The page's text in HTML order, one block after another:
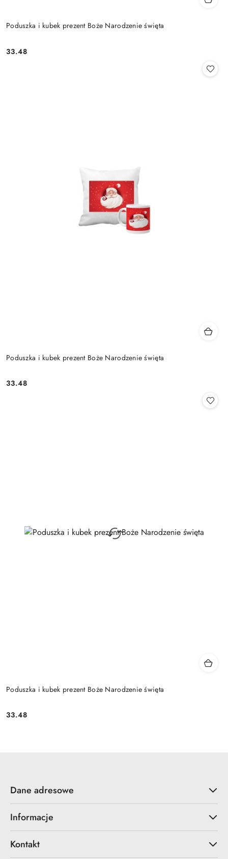
Poduszka i kubek prezent Boże Narodzenie święta
Cena:
33.48
Poduszka i kubek prezent Boże Narodzenie święta
Cena:
33.48
Poduszka i kubek prezent Boże Narodzenie święta
Cena:
33.48
Dane adresowe
Informacje
Kontakt